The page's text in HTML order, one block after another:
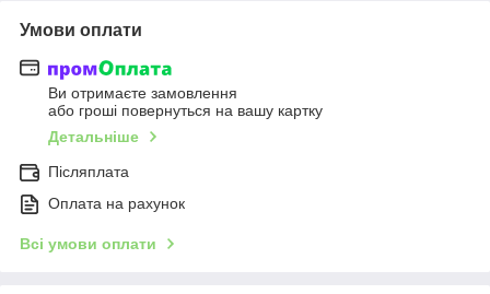
Умови оплати
Ви отримаєте замовлення
або гроші повернуться на вашу картку
Детальніше
Післяплата
Оплата на рахунок
Всі умови оплати